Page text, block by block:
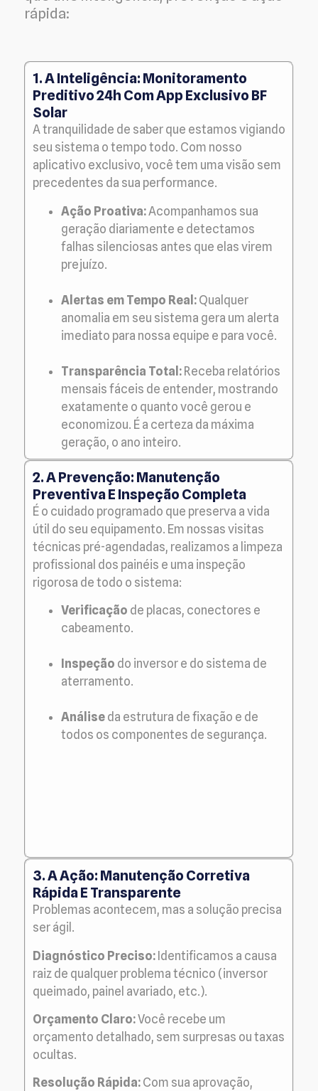
rápida:
1. A Inteligência: Monitoramento
Preditivo 24h Com App Exclusivo BF
Solar
A tranquilidade de saber que estamos vigiando
seu sistema o tempo todo. Com nosso
aplicativo exclusivo, você tem uma visão sem
precedentes da sua performance.
Ação Proativa:Acompanhamos sua
geração diariamente e detectamos
falhas silenciosas antes que elas virem
prejuízo.
Alertas em Tempo Real: Qualquer
anomalia em seu sistema gera um alerta
imediato para nossa equipe e para você.
Transparência Total: Receba relatórios
mensais fáceis de entender, mostrando
exatamente o quanto você gerou e
economizou. É a certeza da máxima
geração, o ano inteiro.
2. A Prevenção: Manutenção
Preventiva E Inspeção Completa
É o cuidado programado que preserva a vida
útil do seu equipamento. Em nossas visitas
técnicas pré-agendadas, realizamos a limpeza
profissional dos painéis e uma inspeção
rigorosa de todo o sistema:
Verificação de placas, conectores e
cabeamento.
Inspeção do inversor e do sistema de
aterramento.
Análise da estrutura de fixação e de
todos os componentes de segurança.
3. A Ação: Manutenção Corretiva
Rápida E Transparente
Problemas acontecem, mas a solução precisa
ser ágil.
Diagnóstico Preciso: Identificamos a causa
raiz de qualquer problema técnico (inversor
queimado, painel avariado, etc.).
Orçamento Claro:Você recebe um
orçamento detalhado, sem surpresas ou taxas
ocultas.
Resolução Rápida: Com sua aprovação,